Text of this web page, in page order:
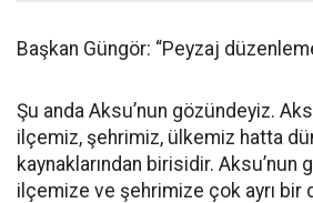
Başkan Güngör: “Peyzaj
Şu anda Aksu’nun gözündeyiz.
ilçemiz, şehrimiz, ülkemiz hatta
kaynaklarından birisidir. Aksu’nun
ilçemize ve şehrimize çok ayrı bir